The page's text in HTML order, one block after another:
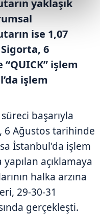
yaklaşık
ise 1,07
6
işlem
işlem
başarıyla
6 Ağustos tarihinde
İstanbul'da işlem
açıklamaya
halka arzına
29-30-31
gerçekleşti.